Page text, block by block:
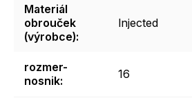
Materiál
obrouček
(výrobce):
Injected
rozmer-
nosnik: 16